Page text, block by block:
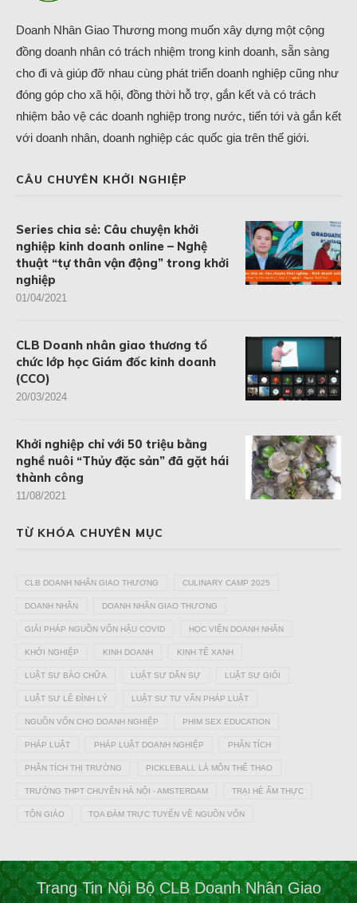
Doanh Nhân Giao Thương mong muốn xây dựng một cộng
đồng doanh nhân có trách nhiệm trong kinh doanh, sẵn sàng
cho đi và giúp đỡ nhau cùng phát triển doanh nghiệp cũng như
đóng góp cho xã hội, đồng thời hỗ trợ, gắn kết và có trách
nhiệm bảo vệ các doanh nghiệp trong nước, tiến tới và gắn kết
với doanh nhân, doanh nghiệp các quốc gia trên thế giới.
CÂU CHUYÊN KHỞI NGHIỆP
Series chia sẻ: Câu chuyện khởi
nghiệp kinh doanh online – Nghệ
thuật “tự thân vận động” trong khởi
nghiệp
01/04/2021
CLB Doanh nhân giao thương tổ
chức lớp học Giám đốc kinh doanh
(CCO)
20/03/2024
Khởi nghiệp chỉ với 50 triệu bằng
nghề nuôi “Thủy đặc sản” đã gặt hái
thành công
11/08/2021
TỪ KHÓA CHUYÊN MỤC
CLB DOANH NHÂN GIAO THƯƠNG CULINARY CAMP 2025
DOANH NHÂN DOANH NHÂN GIAO THƯƠNG
GIẢI PHÁP NGUỒN VỐN HẬU COVID HỌC VIỆN DOANH NHÂN
KHỞI NGHIỆP KINH DOANH KINH TẾ XANH
LUẬT SƯ BÀO CHỮA LUẬT SƯ DÂN SỰ LUẬT SƯ GIỎI
LUẬT SƯ LÊ ĐÌNH LÝ LUẬT SƯ TƯ VẤN PHÁP LUẬT
NGUỒN VỐN CHO DOANH NGHIỆP PHIM SEX EDUCATION
PHÁP LUẬT PHÁP LUẬT DOANH NGHIỆP PHÂN TÍCH
PHÂN TÍCH THỊ TRƯỜNG PICKLEBALL LÀ MÔN THỂ THAO
TRƯỜNG THPT CHUYÊN HÀ NỘI - AMSTERDAM TRẠI HÈ ẨM THỰC
TÔN GIÁO TỌA ĐÀM TRỰC TUYẾN VỀ NGUỒN VỐN
Trang Tin Nội Bộ CLB Doanh Nhân Giao